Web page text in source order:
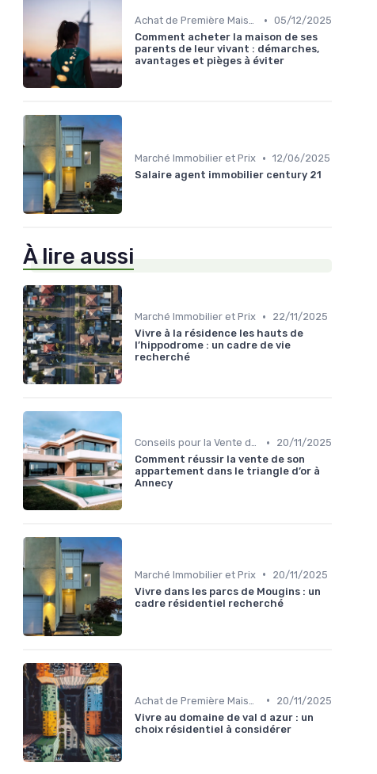
Achat de Première Maison • 05/12/2025
Comment acheter la maison de ses
parents de leur vivant : démarches,
avantages et pièges à éviter
Marché Immobilier et Prix • 12/06/2025
Salaire agent immobilier century 21
À lire aussi
Marché Immobilier et Prix •
22/11/2025
Vivre à la résidence les hauts de
l’hippodrome : un cadre de vie
recherché
Conseils pour la Vente de Biens •
20/11/2025
Comment réussir la vente de son
appartement dans le triangle d’or à
Annecy
Marché Immobilier et Prix •
20/11/2025
Vivre dans les parcs de Mougins : un
cadre résidentiel recherché
•
20/11/2025
Vivre au domaine de val d azur : un
choix résidentiel à considérer